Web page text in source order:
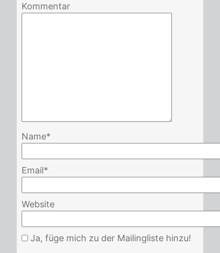
Kommentar
Name*
Email*
Website
Ja, füge mich zu der Mailingliste hinzu!